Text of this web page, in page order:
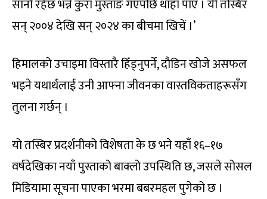
सानो रहेछ भन्ने कुरा मुस्ताङ गएपछि थाहा पाएँ । यी तस्बिर
सन् २००४ देखि सन् २०२४ का बीचमा खिचें ।’
हिमालको उचाइमा विस्तारै हिँड्नुपर्ने, दौडिन खोजे असफल
भइने यथार्थलाई उनी आफ्ना जीवनका वास्तविकताहरूसँग
तुलना गर्छन् ।
यो तस्बिर प्रदर्शनीको विशेषता के छ भने यहाँ १६–१७
वर्षदेखिका नयाँ पुस्ताको बाक्लो उपस्थिति छ, जसले सोसल
मिडियामा सूचना पाएका भरमा बबरमहल पुगेको छ ।